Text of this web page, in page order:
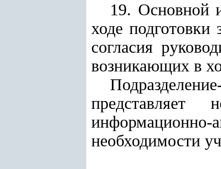
19. Основной
ходе подготовки
согласия
возникающих в
представляет
необходимости